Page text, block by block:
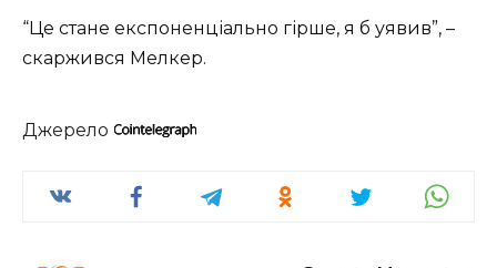
“Це стане експоненціально гірше, я б уявив”, –
скаржився Мелкер.
Джерело